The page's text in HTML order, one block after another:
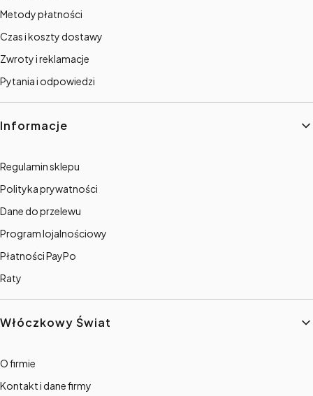
Metody płatności
Czas i koszty dostawy
Zwroty i reklamacje
Pytania i odpowiedzi
Informacje
Regulamin sklepu
Polityka prywatności
Dane do przelewu
Program lojalnościowy
Płatności PayPo
Raty
Włóczkowy Świat
O firmie
Kontakt i dane firmy